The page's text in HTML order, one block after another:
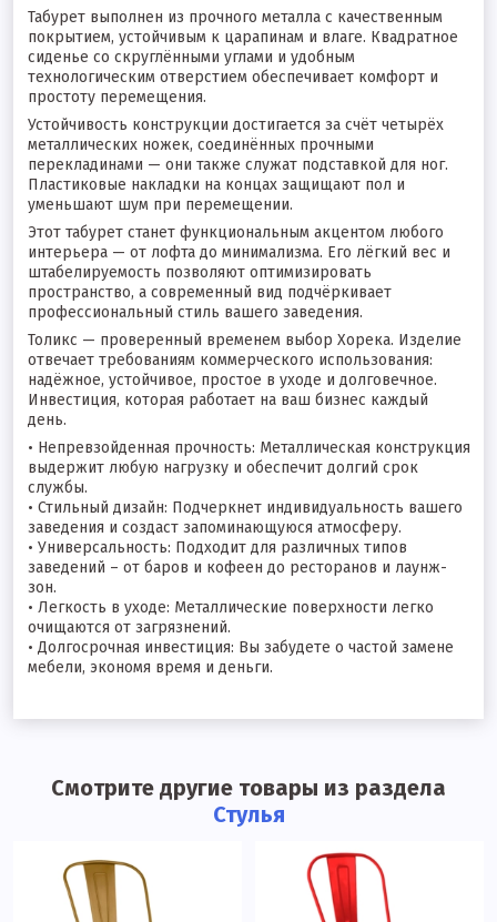
Табурет выполнен из прочного металла с качественным
покрытием, устойчивым к царапинам и влаге. Квадратное
сиденье со скруглёнными углами и удобным
технологическим отверстием обеспечивает комфорт и
простоту перемещения.
Устойчивость конструкции достигается за счёт четырёх
металлических ножек, соединённых прочными
перекладинами — они также служат подставкой для ног.
Пластиковые накладки на концах защищают пол и
уменьшают шум при перемещении.
Этот табурет станет функциональным акцентом любого
интерьера — от лофта до минимализма. Его лёгкий вес и
штабелируемость позволяют оптимизировать
пространство, а современный вид подчёркивает
профессиональный стиль вашего заведения.
Толикс — проверенный временем выбор Хорека. Изделие
отвечает требованиям коммерческого использования:
надёжное, устойчивое, простое в уходе и долговечное.
Инвестиция, которая работает на ваш бизнес каждый
день.
• Непревзойденная прочность: Металлическая конструкция
выдержит любую нагрузку и обеспечит долгий срок
службы.
• Стильный дизайн: Подчеркнет индивидуальность вашего
заведения и создаст запоминающуюся атмосферу.
• Универсальность: Подходит для различных типов
заведений – от баров и кофеен до ресторанов и лаунж-
зон.
• Легкость в уходе: Металлические поверхности легко
очищаются от загрязнений.
• Долгосрочная инвестиция: Вы забудете о частой замене
мебели, экономя время и деньги.
Смотрите другие товары из раздела
Стулья